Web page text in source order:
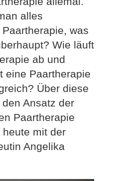
alles
was
Wie läuft
ab und
eine Paartherapie
Über diese
Ansatz der
Paartherapie
mit der
Angelika